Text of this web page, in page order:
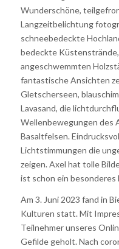
Wunderschöne,
Langzeitbelichtung
schneebedeckte
bedeckte
angeschwemmten
fantastische Ansichten
Gletscherseen,
Lavasand, die
Wellenbewegungen des
Basaltfelsen.
Lichtstimmungen die
zeigen. Axel hat tolle
ist schon ein besonderes
Am 3. Juni 2023 fand in
Kulturen statt. Mit
Teilnehmer unseres
Gefilde geholt. Nach